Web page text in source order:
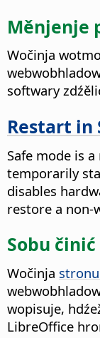
Měnjenje
Wočinja
softwary
Restart in
Safe mode is
temporarily
disables
restore a non-
Sobu činić
Wočinja
wopisuje,
LibreOffice